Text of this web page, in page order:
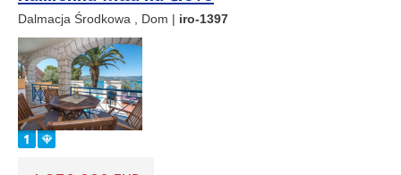
Dalmacja Środkowa , Dom | iro-1397